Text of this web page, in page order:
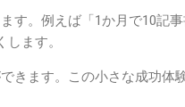
。例えば「1か月で10記事
ます。
きます。この小さな成功体